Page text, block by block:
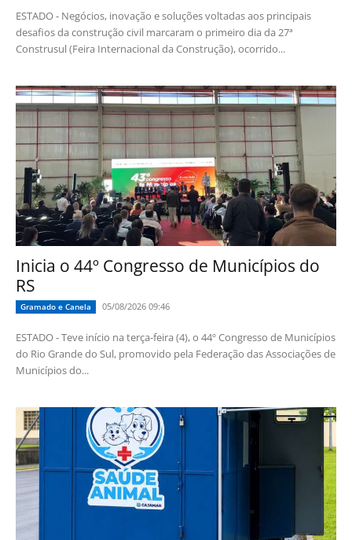
ESTADO - Negócios, inovação e soluções voltadas aos principais
desafios da construção civil marcaram o primeiro dia da 27ª
Construsul (Feira Internacional da Construção), ocorrido...
Inicia o 44º Congresso de Municípios do
RS
Gramado e Canela 05/08/2026 09:46
ESTADO - Teve início na terça-feira (4), o 44º Congresso de Municípios
do Rio Grande do Sul, promovido pela Federação das Associações de
Municípios do...